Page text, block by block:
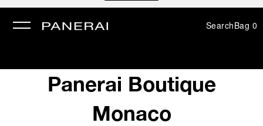
SearchBag 0
Panerai Boutique
Monaco